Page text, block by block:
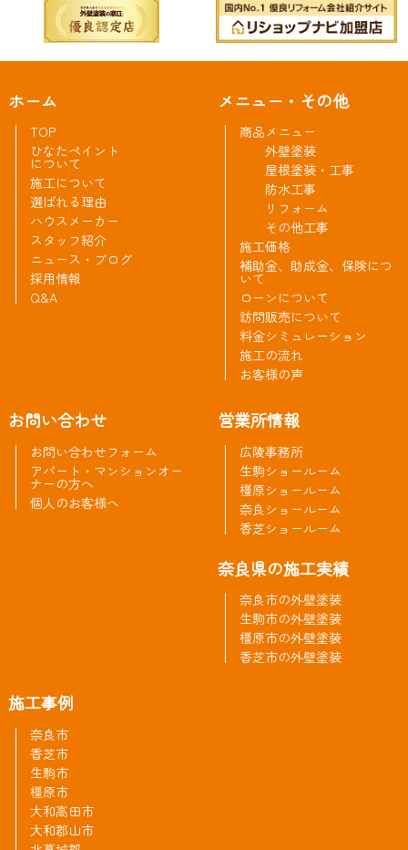
ホーム
TOP
ひなたペイント
について
施工について
選ばれる理由
ハウスメーカー
スタッフ紹介
ニュース・ブログ
採用情報
Q&A
メニュー・その他
商品メニュー
外壁塗装
屋根塗装・工事
防水工事
リフォーム
その他工事
施工価格
補助金、助成金、保険につ
いて
ローンについて
訪問販売について
料金シミュレーション
施工の流れ
お客様の声
お問い合わせ
お問い合わせフォーム
アパート・マンションオー
ナーの方へ
個人のお客様へ
営業所情報
広陵事務所
生駒ショールーム
橿原ショールーム
奈良ショールーム
香芝ショールーム
奈良県の施工実績
奈良市の外壁塗装
生駒市の外壁塗装
橿原市の外壁塗装
香芝市の外壁塗装
施工事例
奈良市
香芝市
生駒市
橿原市
大和高田市
大和郡山市